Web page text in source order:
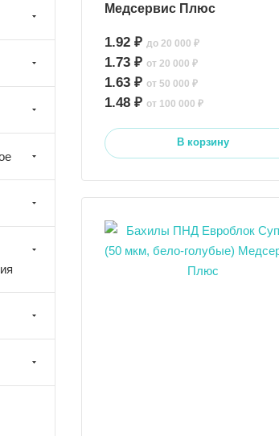
Медсервис Плюс
1.92 ₽ до 20 000 ₽
1.73 ₽ от 20 000 ₽
1.63 ₽ от 50 000 ₽
1.48 ₽ от 100 000 ₽
В корзину